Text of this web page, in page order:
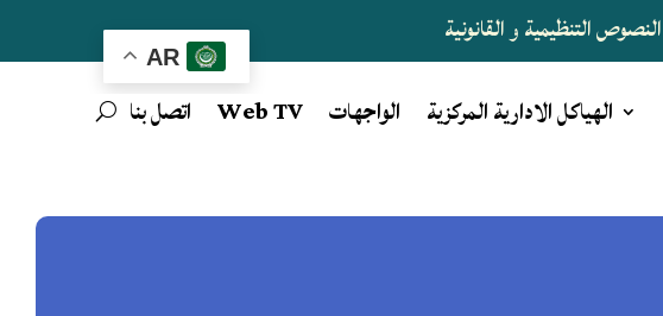
AR
النصوص التنظيمية و القانونية
الهياكل الادارية المركزية الواجهات Web TV اتصل بنا